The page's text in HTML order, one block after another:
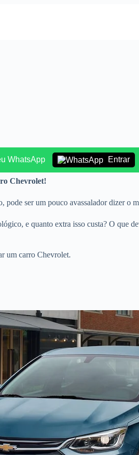
WhatsApp Entrar
Chevrolet!
pode ser um pouco avassalador dizer o
e quanto extra isso custa? O que
um carro Chevrolet.